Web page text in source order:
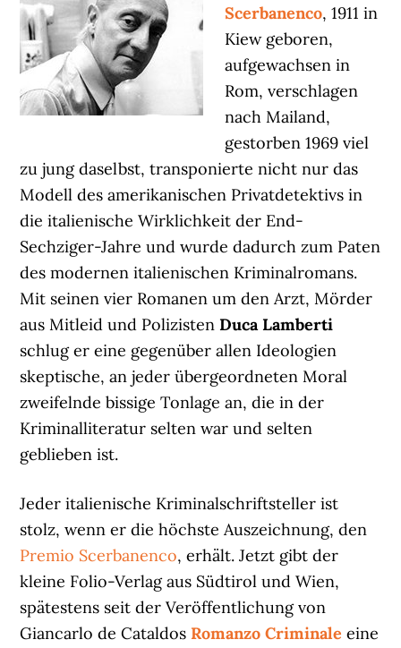
Scerbanenco, 1911 in
Kiew geboren,
aufgewachsen in
Rom, verschlagen
nach Mailand,
gestorben 1969 viel
zu jung daselbst, transponierte nicht nur das
Modell des amerikanischen Privatdetektivs in
die italienische Wirklichkeit der End-
Sechziger-Jahre und wurde dadurch zum Paten
des modernen italienischen Kriminalromans.
Mit seinen vier Romanen um den Arzt, Mörder
aus Mitleid und PolizistenDuca Lamberti
schlug er eine gegenüber allen Ideologien
skeptische, an jeder übergeordneten Moral
zweifelnde bissige Tonlage an, die in der
Kriminalliteratur selten war und selten
geblieben ist.
Jeder italienische Kriminalschriftsteller ist
stolz, wenn er die höchste Auszeichnung, den
Premio Scerbanenco, erhält. Jetzt gibt der
kleine Folio-Verlag aus Südtirol und Wien,
spätestens seit der Veröffentlichung von
Giancarlo de Cataldos Romanzo Criminaleeine